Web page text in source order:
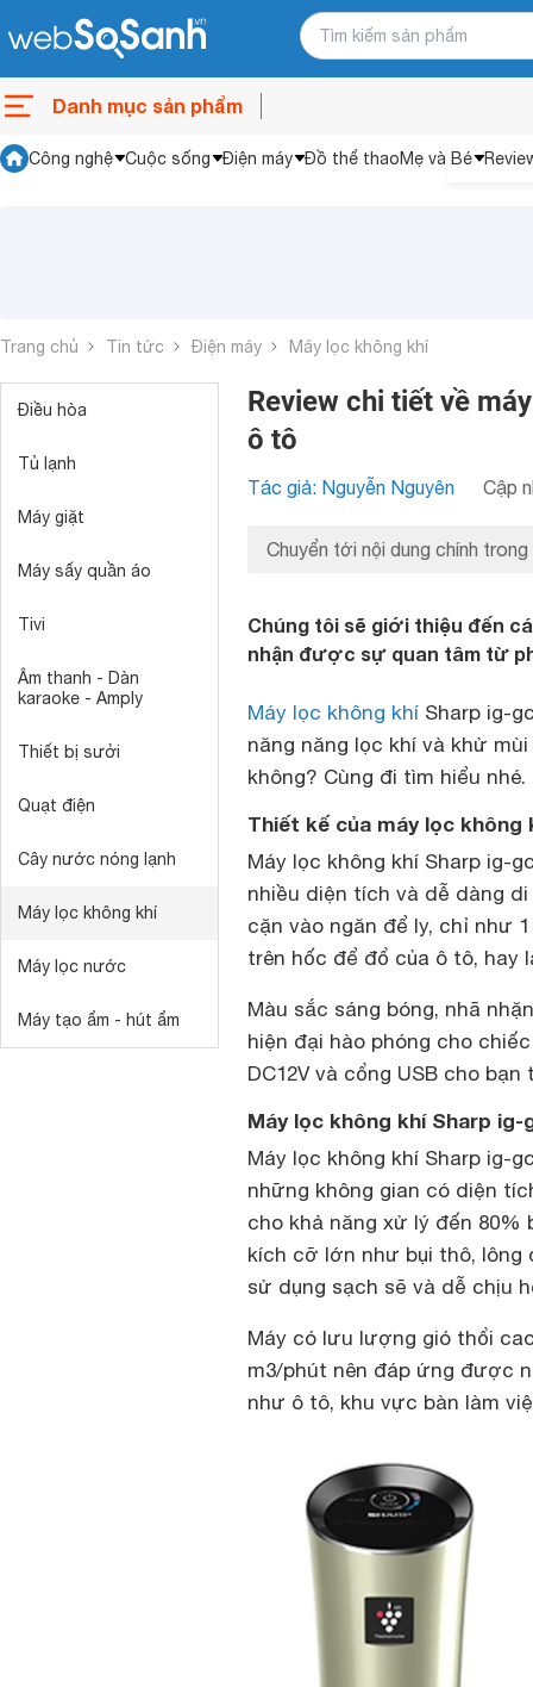
Danh mục sản phẩm
Công nghệ Cuộc sống Điện máy Đồ thể thaoMẹ và Bé
Trang chủ Tin tức Điện máy Máy lọc không khí
Điều hòa
Tủ lạnh
Máy giặt
Máy sấy quần áo
Tivi
Âm thanh - Dàn
karaoke - Amply
Thiết bị sưởi
Quạt điện
Cây nước nóng lạnh
Máy lọc không khí
Máy lọc nước
Máy tạo ẩm - hút ẩm
Review chi tiết về
ô tô
Tác giả: Nguyễn Nguyên Cập
Chuyển tới nội dung chính trong
Chúng tôi sẽ giới thiệu đến
nhận được sự quan tâm từ
Máy lọc không khí Sharp ig-
năng năng lọc khí và khử
không? Cùng đi tìm hiểu nhé.
Thiết kế của máy lọc không
Máy lọc không khí Sharp ig-
nhiều diện tích và dễ dàng
cặn vào ngăn để ly, chỉ như
trên hốc để đổ của ô tô, hay
Màu sắc sáng bóng, nhã
hiện đại hào phóng cho
DC12V và cổng USB cho
Máy lọc không khí Sharp
Máy lọc không khí Sharp ig-
những không gian có diện
cho khả năng xử lý đến 80%
kích cỡ lớn như bụi thô, lông
sử dụng sạch sẽ và dễ chịu
Máy có lưu lượng gió thổi
m3/phút nên đáp ứng được
như ô tô, khu vực bàn làm